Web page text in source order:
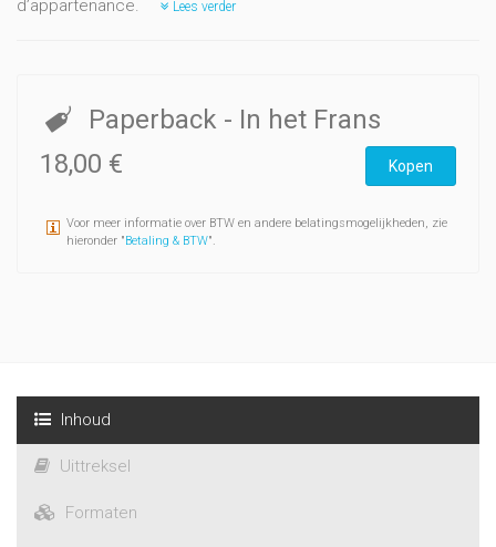
d’appartenance.
Lees verder
Paperback - In het Frans
18,00 €
Kopen
Voor meer informatie over BTW en andere belatingsmogelijkheden, zie
hieronder "Betaling & BTW".
Inhoud
Uittreksel
Formaten